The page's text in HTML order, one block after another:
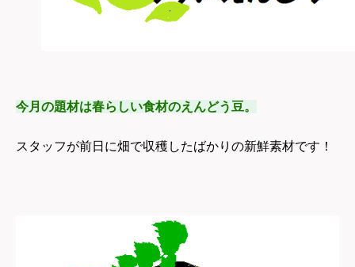
今月の題材は春らしい食材のえんどう豆。
スタッフが前日に畑で収穫したばかりの新鮮素材です！